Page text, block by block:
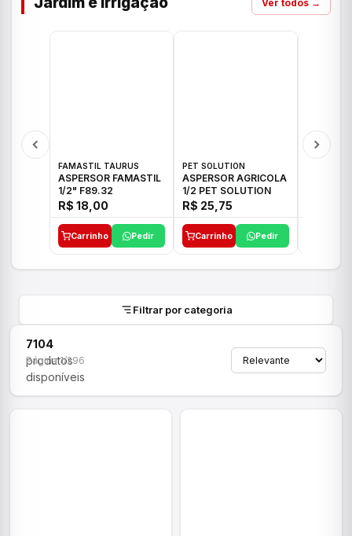
Ver todos →
FAMASTIL TAURUS
ASPERSOR FAMASTIL
1/2" F89.32
R$ 18,00
Carrinho Pedir
PET SOLUTION
ASPERSOR AGRICOLA
1/2 PET SOLUTION
R$ 25,75
Carrinho Pedir
Filtrar por categoria
7104
produtos
disponíveis
Página 1/296